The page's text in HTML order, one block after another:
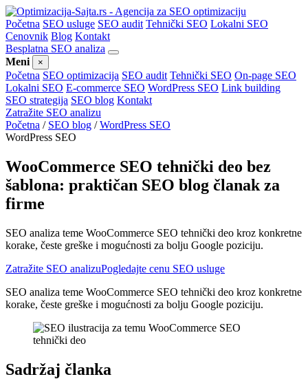
Početna SEO usluge SEO audit Tehnički SEO Lokalni SEO
Cenovnik Blog Kontakt
Besplatna SEO analiza
Meni
×
Početna SEO optimizacija SEO audit Tehnički SEO On-page SEO
Lokalni SEO E-commerce SEO WordPress SEO Link building
SEO strategija SEO blog Kontakt
Zatražite SEO analizu
Početna / SEO blog /WordPress SEO
WordPress SEO
WooCommerce SEO tehnički deo bez
šablona: praktičan SEO blog članak za
firme
SEO analiza teme WooCommerce SEO tehnički deo kroz konkretne
korake, česte greške i mogućnosti za bolju Google poziciju.
Zatražite SEO analizuPogledajte cenu SEO usluge
SEO analiza teme WooCommerce SEO tehnički deo kroz konkretne
korake, česte greške i mogućnosti za bolju Google poziciju.
Sadržaj članka